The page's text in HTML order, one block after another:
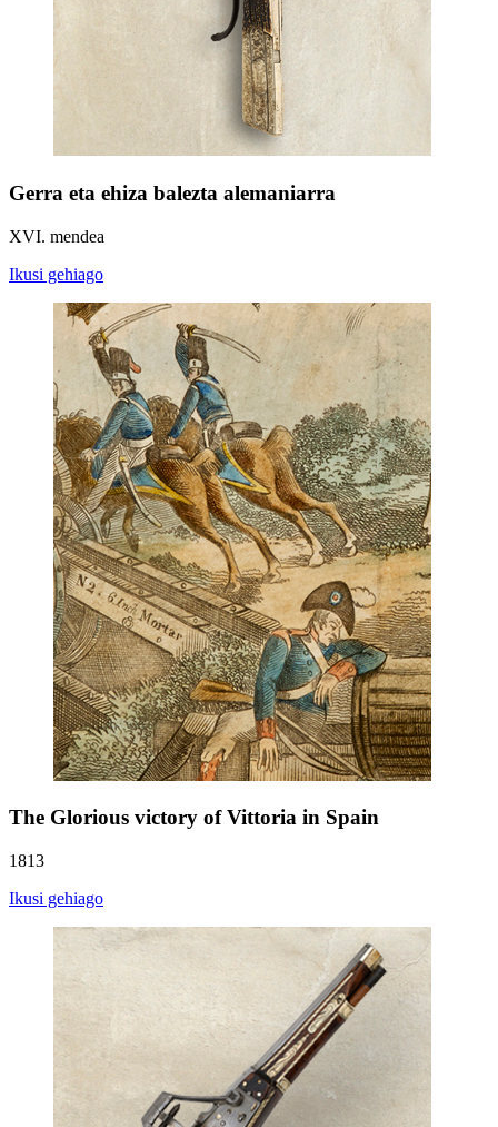
Gerra eta ehiza balezta alemaniarra
XVI. mendea
Ikusi gehiago
The Glorious victory of Vittoria in Spain
1813
Ikusi gehiago